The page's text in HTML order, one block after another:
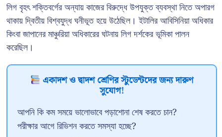
লিগ বৃহৎ শক্তিবর্গের অন্যায় কাজের বিরুদ্ধে উপযুক্ত ব্যবস্থা নিতে অপারগ
থাকায় দ্বিতীয় বিশ্বযুদ্ধ ঘনীভূত হয়ে উঠেছিল। ইটালির আবিসিনিয়া অধিকার
কিংবা জাপানের মাঞ্চুরিয়া অধিকারের ঘটনায় লিগ দর্শকের ভূমিকা পালন
করেছিল।
একাদশ ও দ্বাদশ শ্রেণির স্টুডেন্টদের জন্য দারুণ
সুযোগ!
আপনি কি কম সময়ে ভালোভাবে পড়াশোনা শেষ করতে চান?
পরীক্ষার আগে রিভিশন করতে সমস্যা হচ্ছে?